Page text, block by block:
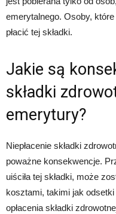
emerytalnego. Osoby,
płacić tej składki.
Jakie są
składki
emerytury?
Niepłacenie składki
poważne konsekwencje.
uiściła tej składki, może
kosztami, takimi jak
opłacenia składki